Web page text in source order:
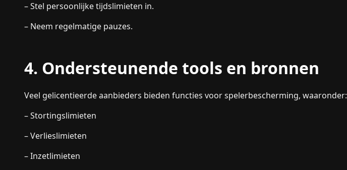
– Stel persoonlijke tijdslimieten in.
– Neem regelmatige pauzes.
4. Ondersteunende tools en bronnen
Veel gelicentieerde aanbieders bieden functies voor spelerbescherming, waaronder:
– Stortingslimieten
– Verlieslimieten
– Inzetlimieten